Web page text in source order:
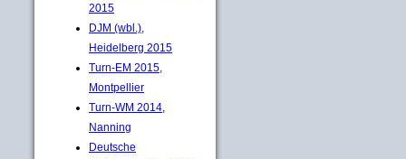
2015
DJM (wbl.),
Heidelberg 2015
Turn-EM 2015,
Montpellier
Turn-WM 2014,
Nanning
Deutsche